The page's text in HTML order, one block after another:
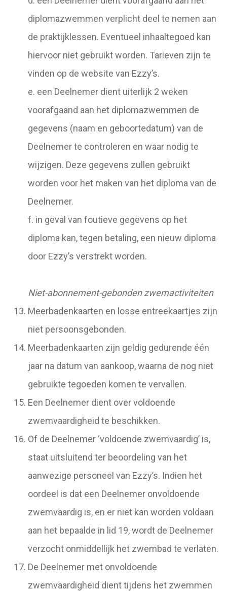
diplomazwemmen verplicht deel te nemen aan
de praktijklessen. Eventueel inhaaltegoed kan
hiervoor niet gebruikt worden. Tarieven zijn te
vinden op de website van Ezzy’s.
e. een Deelnemer dient uiterlijk 2 weken
voorafgaand aan het diplomazwemmen de
gegevens (naam en geboortedatum) van de
Deelnemer te controleren en waar nodig te
wijzigen. Deze gegevens zullen gebruikt
worden voor het maken van het diploma van de
Deelnemer.
f. in geval van foutieve gegevens op het
diploma kan, tegen betaling, een nieuw diploma
door Ezzy’s verstrekt worden.
Niet-abonnement-gebonden zwemactiviteiten
Meerbadenkaarten en losse entreekaartjes zijn
niet persoonsgebonden.
Meerbadenkaarten zijn geldig gedurende één
jaar na datum van aankoop, waarna de nog niet
gebruikte tegoeden komen te vervallen.
Een Deelnemer dient over voldoende
zwemvaardigheid te beschikken.
Of de Deelnemer ‘voldoende zwemvaardig’ is,
staat uitsluitend ter beoordeling van het
aanwezige personeel van Ezzy’s. Indien het
oordeel is dat een Deelnemer onvoldoende
zwemvaardig is, en er niet kan worden voldaan
aan het bepaalde in lid 19, wordt de Deelnemer
verzocht onmiddellijk het zwembad te verlaten.
De Deelnemer met onvoldoende
zwemvaardigheid dient tijdens het zwemmen